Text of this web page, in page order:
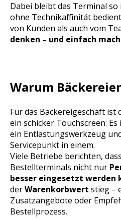
Dabei bleibt das Terminal so
ohne Technikaffinität
von Kunden als auch vom
denken – und einfach
Warum
Für das Bäckereigeschäft ist
ein schicker Touchscreen:
ein Entlastungswerkzeug
Servicepunkt in einem.
Viele Betriebe berichten,
Bestellterminals nicht nur
besser eingesetzt werden
derWarenkorbwert stieg –
Zusatzangebote oder
Bestellprozess.